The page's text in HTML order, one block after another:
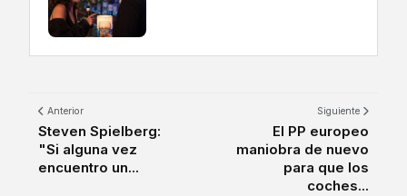
Anterior
Steven Spielberg:
"Si alguna vez
encuentro un...
Siguiente
El PP europeo
maniobra de nuevo
para que los
coches...